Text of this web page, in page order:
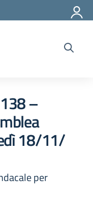
–
18/11/
per